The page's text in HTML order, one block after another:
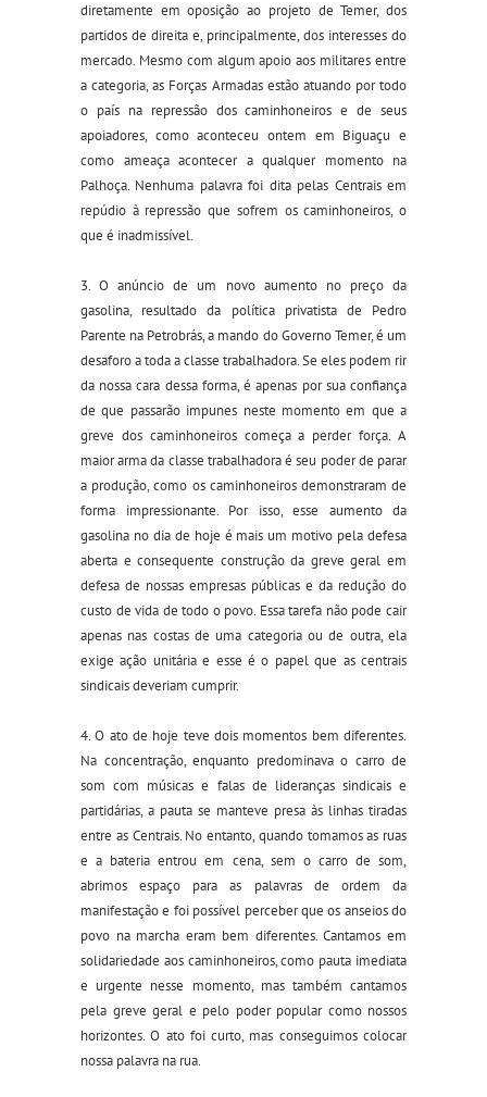
diretamente em oposição ao projeto de Temer, dos
partidos de direita e, principalmente, dos interesses do
mercado. Mesmo com algum apoio aos militares entre
a categoria, as Forças Armadas estão atuando por todo
o país na repressão dos caminhoneiros e de seus
apoiadores, como aconteceu ontem em Biguaçu e
como ameaça acontecer a qualquer momento na
Palhoça. Nenhuma palavra foi dita pelas Centrais em
repúdio à repressão que sofrem os caminhoneiros, o
que é inadmissível.
3. O anúncio de um novo aumento no preço da
gasolina, resultado da política privatista de Pedro
Parente na Petrobrás, a mando do Governo Temer, é um
desaforo a toda a classe trabalhadora. Se eles podem rir
da nossa cara dessa forma, é apenas por sua confiança
de que passarão impunes neste momento em que a
greve dos caminhoneiros começa a perder força. A
maior arma da classe trabalhadora é seu poder de parar
a produção, como os caminhoneiros demonstraram de
forma impressionante. Por isso, esse aumento da
gasolina no dia de hoje é mais um motivo pela defesa
aberta e consequente construção da greve geral em
defesa de nossas empresas públicas e da redução do
custo de vida de todo o povo. Essa tarefa não pode cair
apenas nas costas de uma categoria ou de outra, ela
exige ação unitária e esse é o papel que as centrais
sindicais deveriam cumprir.
4. O ato de hoje teve dois momentos bem diferentes.
Na concentração, enquanto predominava o carro de
som com músicas e falas de lideranças sindicais e
partidárias, a pauta se manteve presa às linhas tiradas
entre as Centrais. No entanto, quando tomamos as ruas
e a bateria entrou em cena, sem o carro de som,
abrimos espaço para as palavras de ordem da
manifestação e foi possível perceber que os anseios do
povo na marcha eram bem diferentes. Cantamos em
solidariedade aos caminhoneiros, como pauta imediata
e urgente nesse momento, mas também cantamos
pela greve geral e pelo poder popular como nossos
horizontes. O ato foi curto, mas conseguimos colocar
nossa palavra na rua.